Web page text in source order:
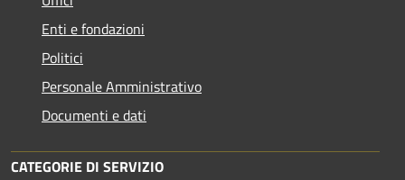
Enti e fondazioni
Politici
Personale Amministrativo
Documenti e dati
CATEGORIE DI SERVIZIO